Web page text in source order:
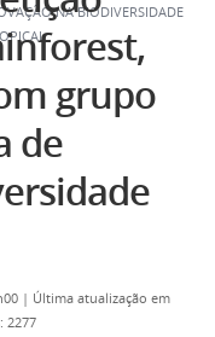
NA BIODIVERSIDADE
grupo
de
| Última atualização em
2277